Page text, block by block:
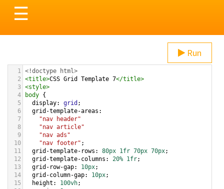
Toggle
navigation
☰
Run
1 <!doctype html>
2
<title>CSS Grid Template 7</title>
3 <style>
4
body
5
display: grid ;
6
grid-template-areas
7
"nav header"
8
"nav article"
9
"nav ads"
10
"nav footer" ;
11
grid-template-rows : 80px 1fr 70px 70px;
12
grid-template-columns : 20% 1fr;
13
grid-row-gap: 10px;
14
grid-column-gap: 10px;
15
height : 100vh;